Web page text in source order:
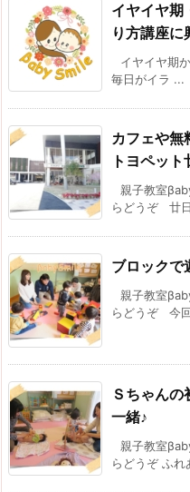
イヤイヤ期
り方講座に
イヤイヤ期
毎日がイラ ...
カフェや
トヨペッ
親子教室
らどうぞ 廿
ブロックで
親子教室
らどうぞ 今
Ｓちゃんの
一緒♪
親子教室
らどうぞ ふ